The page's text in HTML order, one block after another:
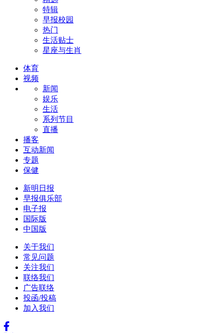
特辑
早报校园
热门
生活贴士
星座与生肖
体育
视频
新闻
娱乐
生活
系列节目
直播
播客
互动新闻
专题
保健
新明日报
早报俱乐部
电子报
国际版
中国版
关于我们
常见问题
关注我们
联络我们
广告联络
投函/投稿
加入我们